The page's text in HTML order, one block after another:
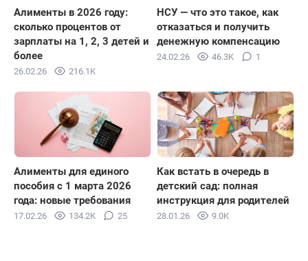
Алименты в 2026 году:
сколько процентов от
зарплаты на 1, 2, 3 детей и
более
26.02.26 216.1K
НСУ — что это такое, как
отказаться и получить
денежную компенсацию
24.02.26 46.3K 1
Алименты для единого
пособия с 1 марта 2026
года: новые требования
17.02.26 134.2K 25
Как встать в очередь в
детский сад: полная
инструкция для родителей
28.01.26 9.0K